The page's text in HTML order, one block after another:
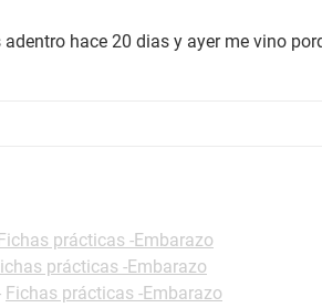
hace 20 dias y ayer me vino
prácticas -Embarazo
prácticas -Embarazo
Fichas prácticas -Embarazo